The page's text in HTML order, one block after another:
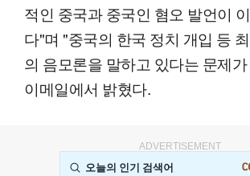
적인 중국과 중국인 혐오 발언이
다"며 "중국의 한국 정치 개입 등
의 음모론을 말하고 있다는 문제
이메일에서 밝혔다.
ADVERTISEMENT